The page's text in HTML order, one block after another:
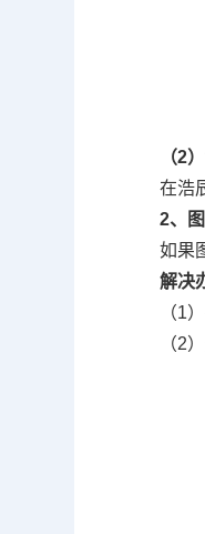
（2
在浩
2、
如果
解决
（1
（2